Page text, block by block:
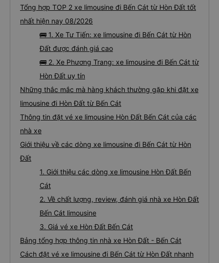
Tổng hợp TOP 2 xe limousine đi Bến Cát từ Hòn Đất tốt
nhất hiện nay 08/2026
🚌 1. Xe Tư Tiến: xe limousine đi Bến Cát từ Hòn
Đất được đánh giá cao
🚌 2. Xe Phương Trang: xe limousine đi Bến Cát từ
Hòn Đất uy tín
Những thắc mắc mà hàng khách thường gặp khi đặt xe
limousine đi Hòn Đất từ Bến Cát
Thông tin đặt vé xe limousine Hòn Đất Bến Cát của các
nhà xe
Giới thiệu về các dòng xe limousine đi Bến Cát từ Hòn
Đất
1. Giới thiệu các dòng xe limousine Hòn Đất Bến
Cát
2. Về chất lượng, review, đánh giá nhà xe Hòn Đất
Bến Cát limousine
3. Giá vé xe Hòn Đất Bến Cát
Bảng tổng hợp thông tin nhà xe Hòn Đất - Bến Cát
Cách đặt vé xe limousine đi Bến Cát từ Hòn Đất nhanh